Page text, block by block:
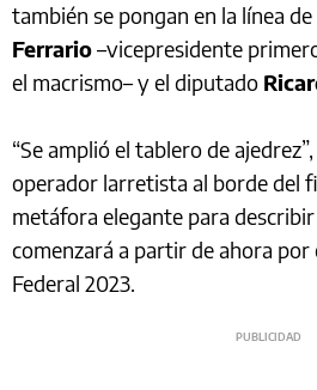
también se pongan en la línea
Ferrario–vicepresidente
el macrismo– y el diputado
“Se amplió el tablero de
operador larretista al borde del
metáfora elegante para
comenzará a partir de ahora por
Federal 2023.